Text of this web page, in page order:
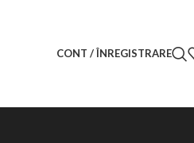
CONT / ÎNREGISTRARE